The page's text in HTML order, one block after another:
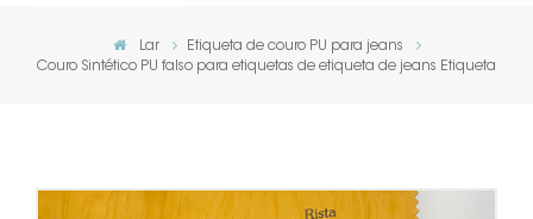
Lar
Etiqueta de couro PU para jeans
Couro Sintético PU falso para etiquetas de etiqueta de jeans Etiqueta